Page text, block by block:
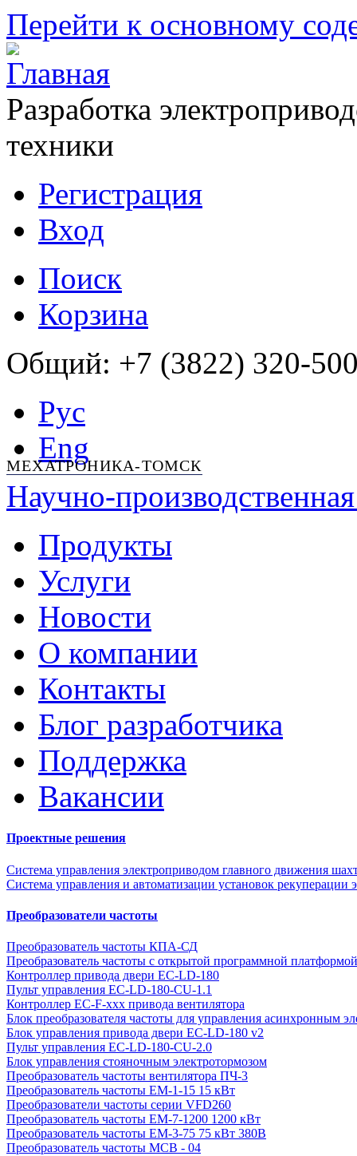
Перейти к основному
Разработка
техники
Регистрация
Вход
Поиск
Корзина
Общий: +7 (3822) 320-
Рус
Eng
МЕХАТРОНИКА-ТОМСК
Научно-
Продукты
Услуги
Новости
О компании
Контакты
Блог разработчика
Поддержка
Вакансии
Проектные решения
Система управления электроприводом главного движения
Система управления и автоматизации установок рекуперации
Преобразователи частоты
Преобразователь частоты КПА-СД
Преобразователь частоты с открытой программной
Контроллер привода двери EC-LD-180
Пульт управления EC-LD-180-CU-1.1
Контроллер EC-F-xxx привода вентилятора
Блок преобразователя частоты для управления асинхронным
Блок управления привода двери EC-LD-180 v2
Пульт управления EC-LD-180-CU-2.0
Блок управления стояночным электротормозом
Преобразователь частоты вентилятора ПЧ-3
Преобразователь частоты EM-1-15 15 кВт
Преобразователи частоты серии VFD260
Преобразователь частоты ЕМ-7-1200 1200 кВт
Преобразователь частоты ЕМ-3-75 75 кВт 380В
Преобразователь частоты MCB - 04